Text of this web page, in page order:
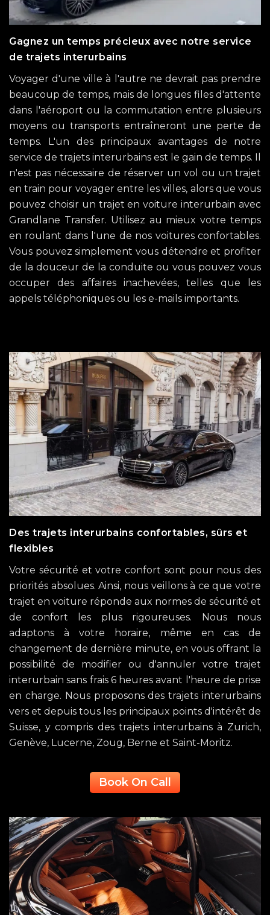
Gagnez un temps précieux avec notre service
de trajets interurbains
Voyager d'une ville à l'autre ne devrait pas prendre
beaucoup de temps, mais de longues files d'attente
dans l'aéroport ou la commutation entre plusieurs
moyens ou transports entraîneront une perte de
temps. L'un des principaux avantages de notre
service de trajets interurbains est le gain de temps. Il
n'est pas nécessaire de réserver un vol ou un trajet
en train pour voyager entre les villes, alors que vous
pouvez choisir un trajet en voiture interurbain avec
Grandlane Transfer. Utilisez au mieux votre temps
en roulant dans l'une de nos voitures confortables.
Vous pouvez simplement vous détendre et profiter
de la douceur de la conduite ou vous pouvez vous
occuper des affaires inachevées, telles que les
appels téléphoniques ou les e-mails importants.
Des trajets interurbains confortables, sûrs et
flexibles
Votre sécurité et votre confort sont pour nous des
priorités absolues. Ainsi, nous veillons à ce que votre
trajet en voiture réponde aux normes de sécurité et
de confort les plus rigoureuses. Nous nous
adaptons à votre horaire, même en cas de
changement de dernière minute, en vous offrant la
possibilité de modifier ou d'annuler votre trajet
interurbain sans frais 6 heures avant l'heure de prise
en charge. Nous proposons des trajets interurbains
vers et depuis tous les principaux points d'intérêt de
Suisse, y compris des trajets interurbains à Zurich,
Genève, Lucerne, Zoug, Berne et Saint-Moritz.
Book On Call